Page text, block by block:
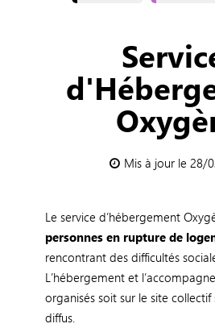
Mis à jour le 28/
Le service d’hébergement
personnes en rupture de
rencontrant des difficultés
L’hébergement et
organisés soit sur le site
diffus.